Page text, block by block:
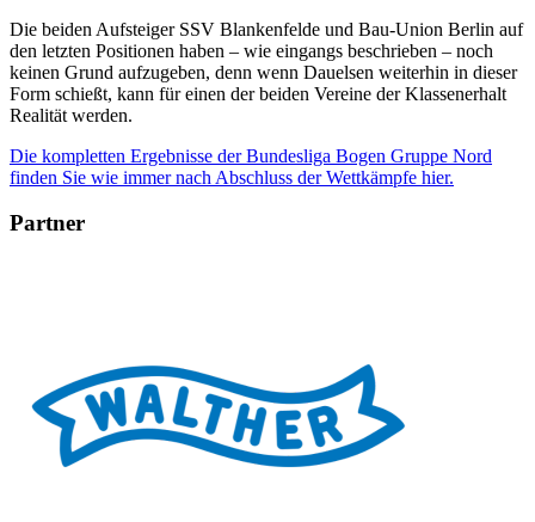
Die beiden Aufsteiger SSV Blankenfelde und Bau-Union Berlin auf
den letzten Positionen haben – wie eingangs beschrieben – noch
keinen Grund aufzugeben, denn wenn Dauelsen weiterhin in dieser
Form schießt, kann für einen der beiden Vereine der Klassenerhalt
Realität werden.
Die kompletten Ergebnisse der Bundesliga Bogen Gruppe Nord
finden Sie wie immer nach Abschluss der Wettkämpfe hier.
Partner